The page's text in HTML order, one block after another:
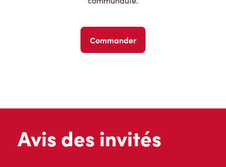
Commander
Avis des invités